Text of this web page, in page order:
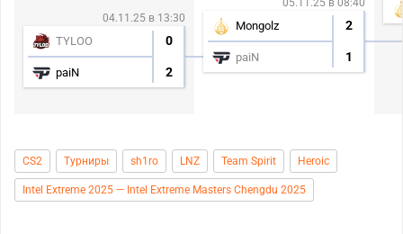
04.11.25 в 13:30
TYLOO 0
paiN 2
05.11.25 в 08:40
Mongolz 2
paiN 1
CS2 Турниры sh1ro LNZ Team Spirit Heroic
Intel Extreme 2025 — Intel Extreme Masters Chengdu 2025